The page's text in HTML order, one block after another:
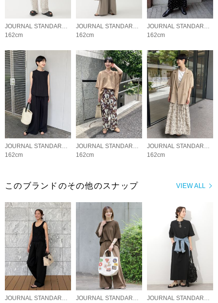
JOURNAL STANDARD relume LADYS
162cm
JOURNAL STANDARD relume LADYS
162cm
JOURNAL STANDARD relume LADYS
162cm
JOURNAL STANDARD relume LADYS
162cm
JOURNAL STANDARD relume LADYS
162cm
JOURNAL STANDARD relume LADYS
162cm
VIEW ALL
このブランドのその他のスナップ
JOURNAL STANDARD relume LADYS
JOURNAL STANDARD relume LADYS
JOURNAL STANDARD relume LADYS